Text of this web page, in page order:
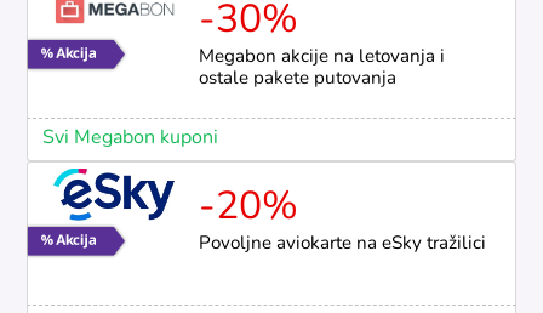
-30%
Megabon akcije na letovanja i
ostale pakete putovanja
Svi Megabon kuponi
-20%
Povoljne aviokarte na eSky tražilici